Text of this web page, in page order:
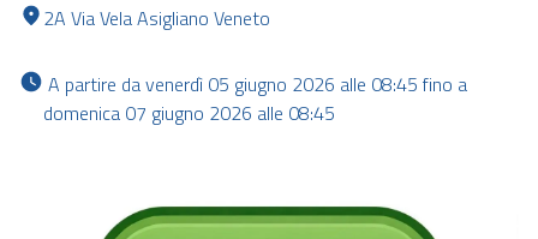
2A Via Vela Asigliano Veneto
domenica 07 giugno 2026 alle 08:45